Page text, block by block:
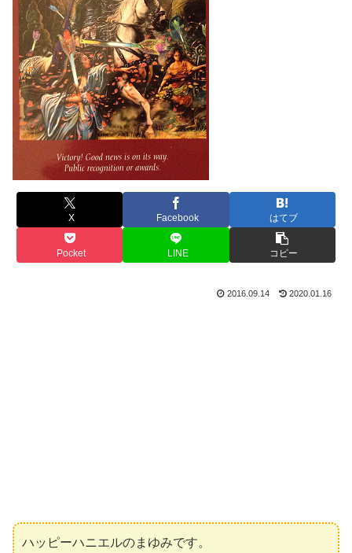
X Facebook はてブ
Pocket LINE コピー
2016.09.14 2020.01.16
ハッピーハニエルのまゆみです。